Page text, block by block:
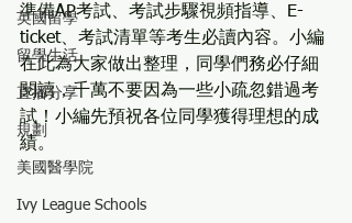
英國留學
留學生活
直播分享
規劃
美國醫學院
Ivy League Schools
準備AP考試、考試步驟視頻指導、E-
ticket、考試清單等考生必讀內容。小編
在此為大家做出整理，同學們務必仔細
閱讀，千萬不要因為一些小疏忽錯過考
試！小編先預祝各位同學獲得理想的成
績。